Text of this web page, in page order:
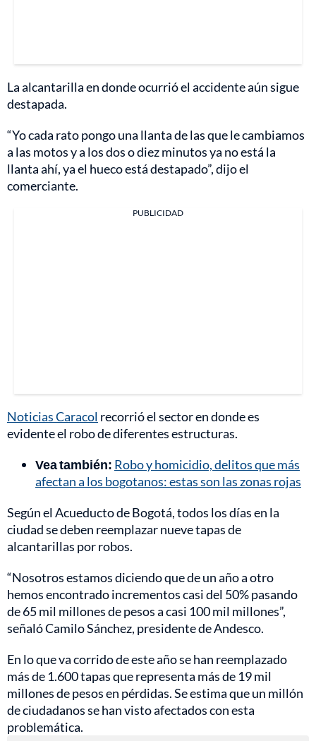
La alcantarilla en donde ocurrió el accidente aún sigue
destapada.
“Yo cada rato pongo una llanta de las que le cambiamos
a las motos y a los dos o diez minutos ya no está la
llanta ahí, ya el hueco está destapado”, dijo el
comerciante.
PUBLICIDAD
Noticias Caracol recorrió el sector en donde es
evidente el robo de diferentes estructuras.
Vea también: Robo y homicidio, delitos que más
afectan a los bogotanos: estas son las zonas rojas
Según el Acueducto de Bogotá, todos los días en la
ciudad se deben reemplazar nueve tapas de
alcantarillas por robos.
“Nosotros estamos diciendo que de un año a otro
hemos encontrado incrementos casi del 50% pasando
de 65 mil millones de pesos a casi 100 mil millones”,
señaló Camilo Sánchez, presidente de Andesco.
En lo que va corrido de este año se han reemplazado
más de 1.600 tapas que representa más de 19 mil
millones de pesos en pérdidas. Se estima que un millón
de ciudadanos se han visto afectados con esta
problemática.